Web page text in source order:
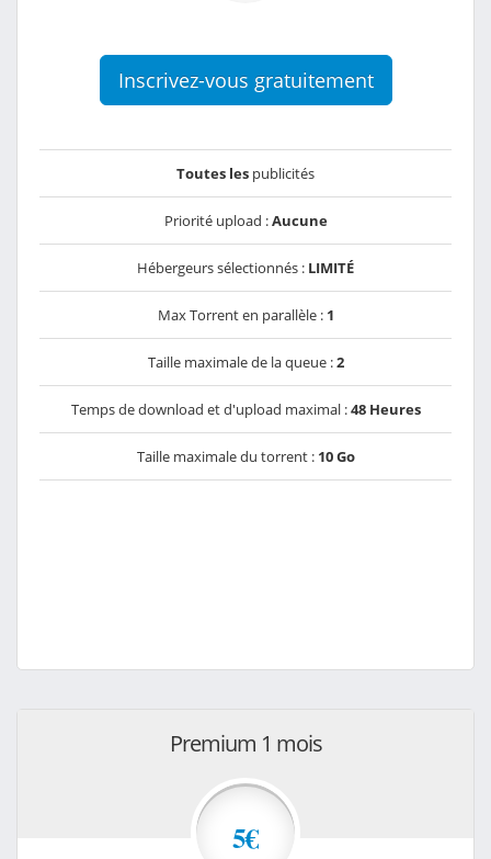
Inscrivez-vous gratuitement
Toutes les publicités
Priorité upload :Aucune
Hébergeurs sélectionnés : LIMITÉ
Max Torrent en parallèle : 1
Taille maximale de la queue :2
Temps de download et d'upload maximal :48 Heures
Taille maximale du torrent : 10 Go
Premium 1 mois
5€